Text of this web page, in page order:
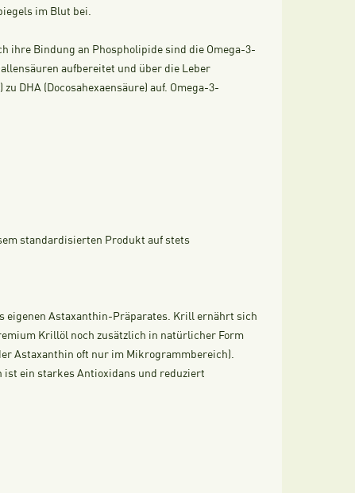
im Blut bei.
ihre Bindung an Phospholipide sind die Omega-3-
aufbereitet und über die Leber
DHA (Docosahexaensäure) auf. Omega-3-
standardisierten Produkt auf stets
eigenen Astaxanthin-Präparates. Krill ernährt sich
Krillöl noch zusätzlich in natürlicher Form
Astaxanthin oft nur im Mikrogrammbereich).
ist ein starkes Antioxidans und reduziert